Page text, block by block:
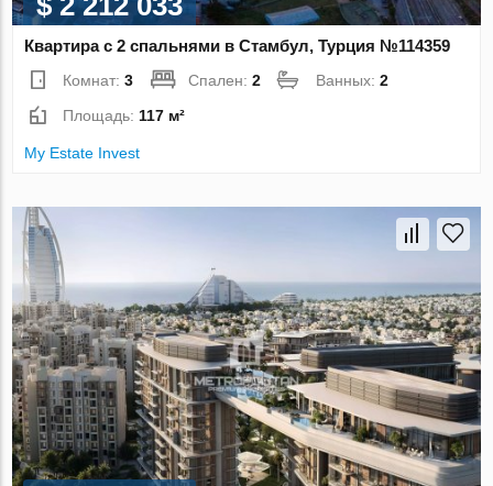
Квартира с 2 спальнями в Стамбул, Турция №114359
Комнат:3 Спален:2 Ванных:2
Площадь:117 м²
My Estate Invest